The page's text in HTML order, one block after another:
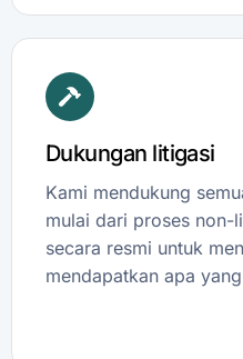
Dukungan litigasi
Kami mendukung
mulai dari proses non-
secara resmi untuk
mendapatkan apa